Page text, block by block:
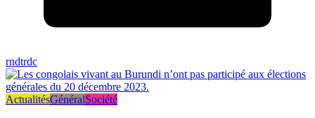
rndtrdc
ActualitésGénéralSociété